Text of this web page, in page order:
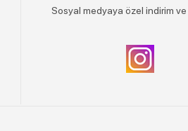
Sosyal medyaya özel indirim